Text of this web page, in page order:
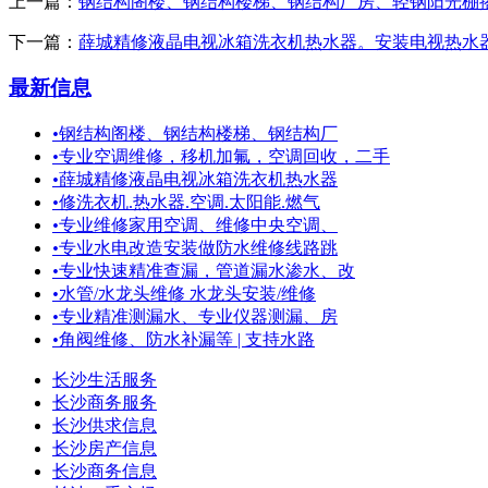
下一篇： 薛城精修液晶电视冰箱洗衣机热水器。安装电视热水
最新信息
•钢结构阁楼、钢结构楼梯、钢结构厂
•专业空调维修，移机加氟，空调回收，二手
•薛城精修液晶电视冰箱洗衣机热水器
•修洗衣机.热水器.空调.太阳能.燃气
•专业维修家用空调、维修中央空调、
•专业水电改造安装做防水维修线路跳
•专业快速精准查漏，管道漏水渗水、改
•水管/水龙头维修 水龙头安装/维修
•专业精准测漏水、专业仪器测漏、房
•角阀维修、防水补漏等 | 支持水路
长沙生活服务
长沙商务服务
长沙供求信息
长沙房产信息
长沙商务信息